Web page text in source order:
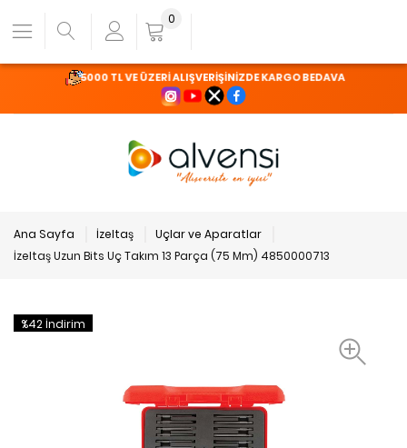
5000 TL VE ÜZERİ ALIŞVERİŞİNİZDE KARGO BEDAVA
0
Ana Sayfa İzeltaş
Uçlar ve Aparatlar
İzeltaş Uzun Bits Uç Takım 13 Parça (75 Mm) 4850000713
%42 İndirim